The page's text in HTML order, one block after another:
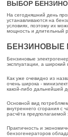
ВЫБОР
На сегодняшний день
устанавливаются на
условиях, поэтому их
мощность и длительный
БЕНЗИНОВЫЕ
Бензиновые
эксплуатации, а широкий
Как уже очевидно из
очень широка -
какой-либо дальнейшей
Основной вид
внутреннего сгорания с
расчёта предполагаемой
Практичность и
бензогенераторов